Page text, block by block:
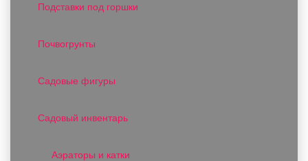
Подставки под горшки
Почвогрунты
Садовые фигуры
Садовый инвентарь
Аэраторы и катки